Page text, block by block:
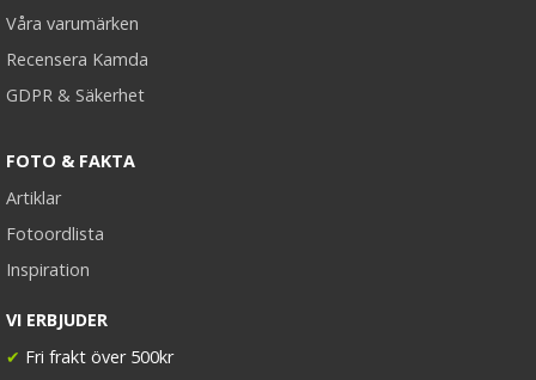
Våra varumärken
Recensera Kamda
GDPR & Säkerhet
FOTO & FAKTA
Artiklar
Fotoordlista
Inspiration
VI ERBJUDER
✔ Fri frakt över 500kr